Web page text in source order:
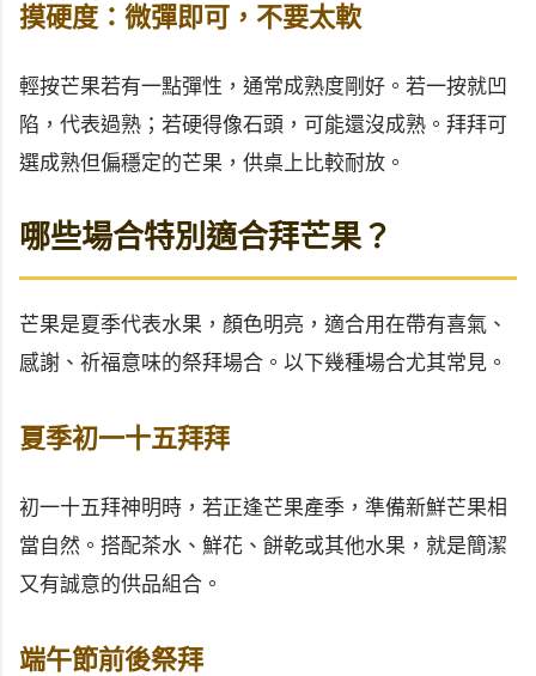
摸硬度：微彈即可，不要太軟
輕按芒果若有一點彈性，通常成熟度剛好。若一按就凹
陷，代表過熟；若硬得像石頭，可能還沒成熟。拜拜可
選成熟但偏穩定的芒果，供桌上比較耐放。
哪些場合特別適合拜芒果？
芒果是夏季代表水果，顏色明亮，適合用在帶有喜氣、
感謝、祈福意味的祭拜場合。以下幾種場合尤其常見。
夏季初一十五拜拜
初一十五拜神明時，若正逢芒果產季，準備新鮮芒果相
當自然。搭配茶水、鮮花、餅乾或其他水果，就是簡潔
又有誠意的供品組合。
端午節前後祭拜